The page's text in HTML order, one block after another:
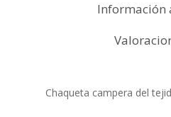
Información
Chaqueta campera del